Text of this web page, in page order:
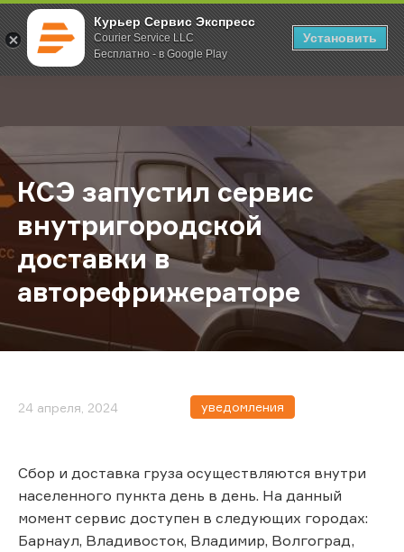
Курьер Сервис Экспресс
Courier Service LLC
Бесплатно - в Google Play
Установить
; Главная О компании Новости КСЭ запустил сервис
КСЭ запустил сервис
внутригородской
доставки в
авторефрижераторе
24 апреля, 2024 уведомления
Сбор и доставка груза осуществляются внутри
населенного пункта день в день. На данный
момент сервис доступен в следующих городах:
Барнаул, Владивосток, Владимир, Волгоград,